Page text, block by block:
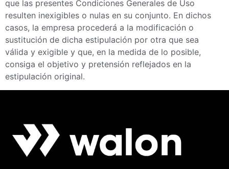
que las presentes Condiciones Generales de Uso
resulten inexigibles o nulas en su conjunto. En dichos
casos, la empresa procederá a la modificación o
sustitución de dicha estipulación por otra que sea
válida y exigible y que, en la medida de lo posible,
consiga el objetivo y pretensión reflejados en la
estipulación original.